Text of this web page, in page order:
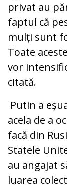
privat au
faptul că
mulți sunt
Toate
vor
citată.
Putin a
acela de a
facă din
Statele
au angajat
luarea